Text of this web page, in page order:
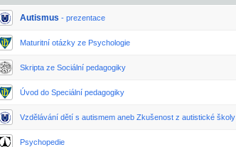
Autismus - prezentace
Maturitní otázky ze Psychologie
Skripta ze Sociální pedagogiky
Úvod do Speciální pedagogiky
Vzdělávání dětí s autismem aneb Zkušenost z autistické školy
Psychopedie